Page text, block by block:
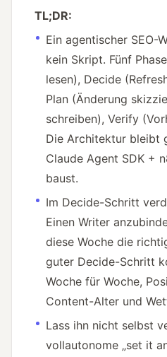
TL;DR:
Ein agentischer SEO-
kein Skript. Fünf
lesen), Decide
Plan (Änderung
schreiben), Verify
Die Architektur bleibt
Claude Agent SDK +
baust.
Im Decide-Schritt
Einen Writer
diese Woche die
guter Decide-Schritt
Woche für Woche,
Content-Alter und
Lass ihn nicht selbst
vollautonome „set it